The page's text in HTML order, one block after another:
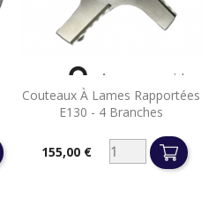
Couteaux À Lames Rapportées
E130 - 4 Branches
Prix155,00 €
 Aperçu rapide